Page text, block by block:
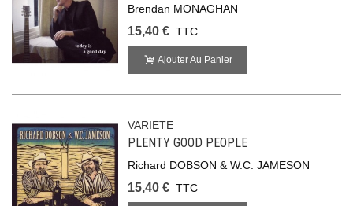
Brendan MONAGHAN
15,40 € TTC
Ajouter Au Panier
VARIETE
PLENTY GOOD PEOPLE
Richard DOBSON & W.C. JAMESON
15,40 € TTC